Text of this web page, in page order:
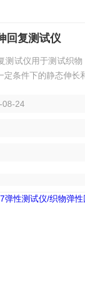
回复测试仪
测试仪用于测试织
条件下的静态伸长
08-24